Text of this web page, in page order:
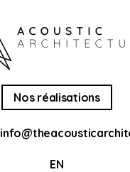
Nos réalisations
EN